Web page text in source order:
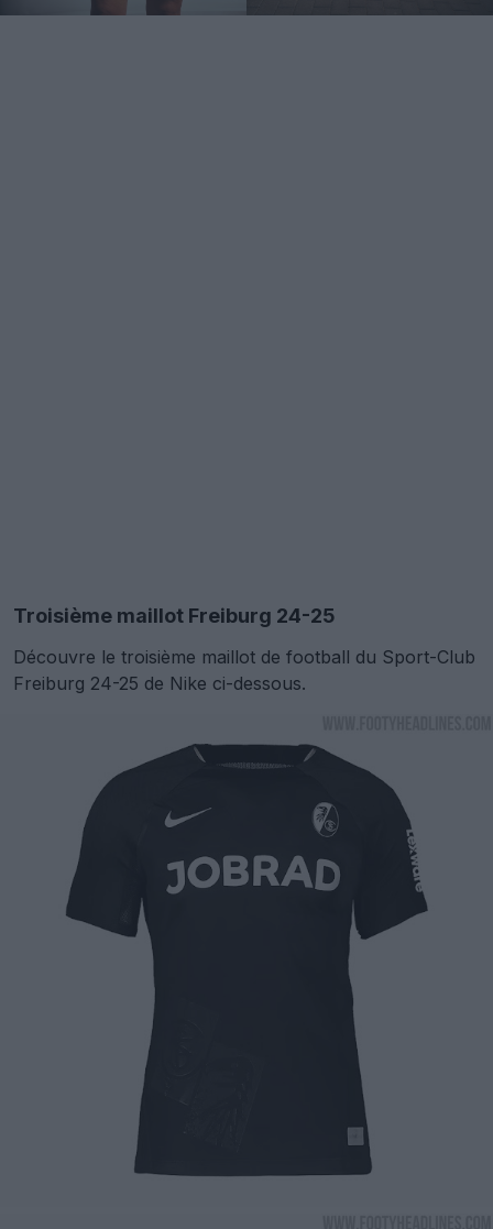
Troisième maillot Freiburg 24-25
Découvre le troisième maillot de football du Sport-Club
Freiburg 24-25 de Nike ci-dessous.